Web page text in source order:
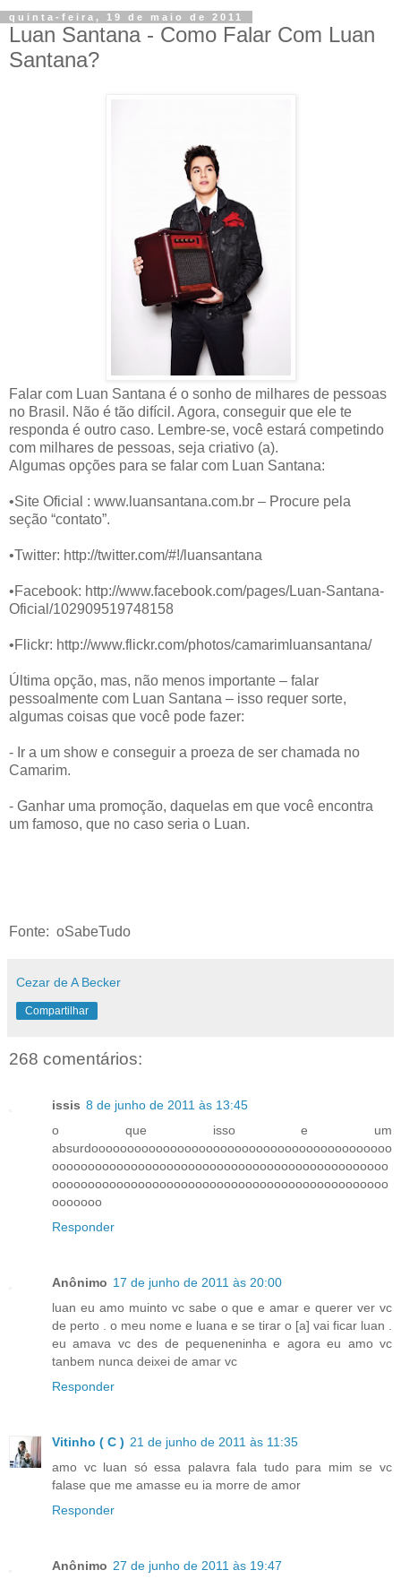
quinta-feira, 19 de maio de 2011
Luan Santana - Como Falar Com Luan
Santana?
Falar com Luan Santana é o sonho de milhares de pessoas
no Brasil. Não é tão difícil. Agora, conseguir que ele te
responda é outro caso. Lembre-se, você estará competindo
com milhares de pessoas, seja criativo (a).
Algumas opções para se falar com Luan Santana:
•Site Oficial : www.luansantana.com.br – Procure pela
seção “contato”.
•Twitter: http://twitter.com/#!/luansantana
•Facebook: http://www.facebook.com/pages/Luan-Santana-
Oficial/102909519748158
•Flickr: http://www.flickr.com/photos/camarimluansantana/
Última opção, mas, não menos importante – falar
pessoalmente com Luan Santana – isso requer sorte,
algumas coisas que você pode fazer:
- Ir a um show e conseguir a proeza de ser chamada no
Camarim.
- Ganhar uma promoção, daquelas em que você encontra
um famoso, que no caso seria o Luan.
Fonte: oSabeTudo
Cezar de A Becker
Compartilhar
268 comentários:
issis 8 de junho de 2011 às 13:45
o que isso e um
absurdoooooooooooooooooooooooooooooooooooooooooo
ooooooooooooooooooooooooooooooooooooooooooooooo
ooooooooooooooooooooooooooooooooooooooooooooooo
ooooooo
Responder
Anônimo 17 de junho de 2011 às 20:00
luan eu amo muinto vc sabe o que e amar e querer ver vc
de perto . o meu nome e luana e se tirar o [a] vai ficar luan .
eu amava vc des de pequeneninha e agora eu amo vc
tanbem nunca deixei de amar vc
Responder
Vitinho ( C ) 21 de junho de 2011 às 11:35
amo vc luan só essa palavra fala tudo para mim se vc
falase que me amasse eu ia morre de amor
Responder
Anônimo 27 de junho de 2011 às 19:47